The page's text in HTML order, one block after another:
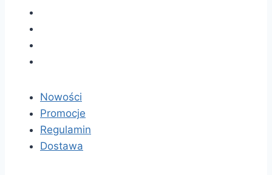
Nowości
Promocje
Regulamin
Dostawa